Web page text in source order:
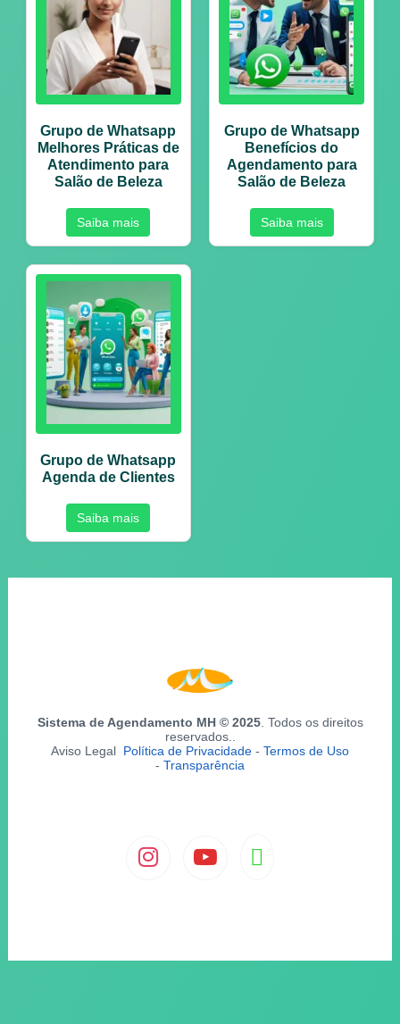
Grupo de Whatsapp
Melhores Práticas de
Atendimento para
Salão de Beleza
Saiba mais
Grupo de Whatsapp
Benefícios do
Agendamento para
Salão de Beleza
Saiba mais
Grupo de Whatsapp
Agenda de Clientes
Saiba mais
Sistema de Agendamento MH © 2025. Todos os direitos
reservados..
Aviso Legal Política de Privacidade - Termos de Uso
- Transparência